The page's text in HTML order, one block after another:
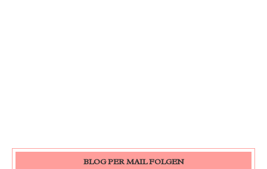
BLOG PER MAIL FOLGEN